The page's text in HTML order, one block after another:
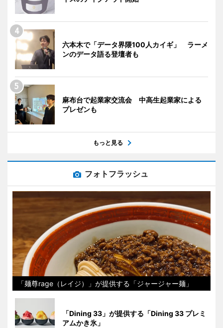
六本木で「データ界隈100人カイギ」 ラーメ
ンのデータ語る登壇者も
麻布台で起業家交流会 中高生起業家による
プレゼンも
もっと見る
フォトフラッシュ
「麺尊rage（レイジ）」が提供する「ジャージャー麺」
「Dining 33」が提供する「Dining 33 プレミ
アムかき氷」